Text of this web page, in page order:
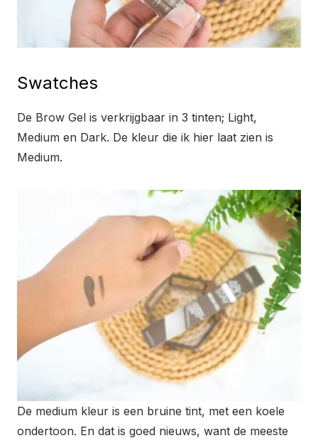
Swatches
De Brow Gel is verkrijgbaar in 3 tinten; Light,
Medium en Dark. De kleur die ik hier laat zien is
Medium.
De medium kleur is een bruine tint, met een koele
ondertoon. En dat is goed nieuws, want de meeste